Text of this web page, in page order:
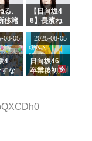
ム公
た結果･･･
【激レアさ
きた。】
る、
移籍
表
【日向坂4
6】長濱ね
ら移籍しフ
ラーム所属
に。これで
事務所に所
属している
がこちら
4
な
ラヴ
08-05
日向坂46
卒業後初共
リー若林さ
2025-08-05